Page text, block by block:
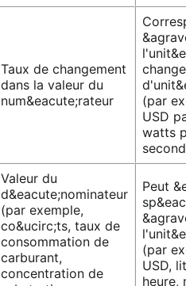
Taux de changement
dans la valeur du
num&eacute;rateur
(par
USD
watts
Valeur du
d&eacute;nominateur
(par exemple,
co&ucirc;ts, taux de
consommation de
carburant,
concentration de
Peut
(par
USD,
heure,